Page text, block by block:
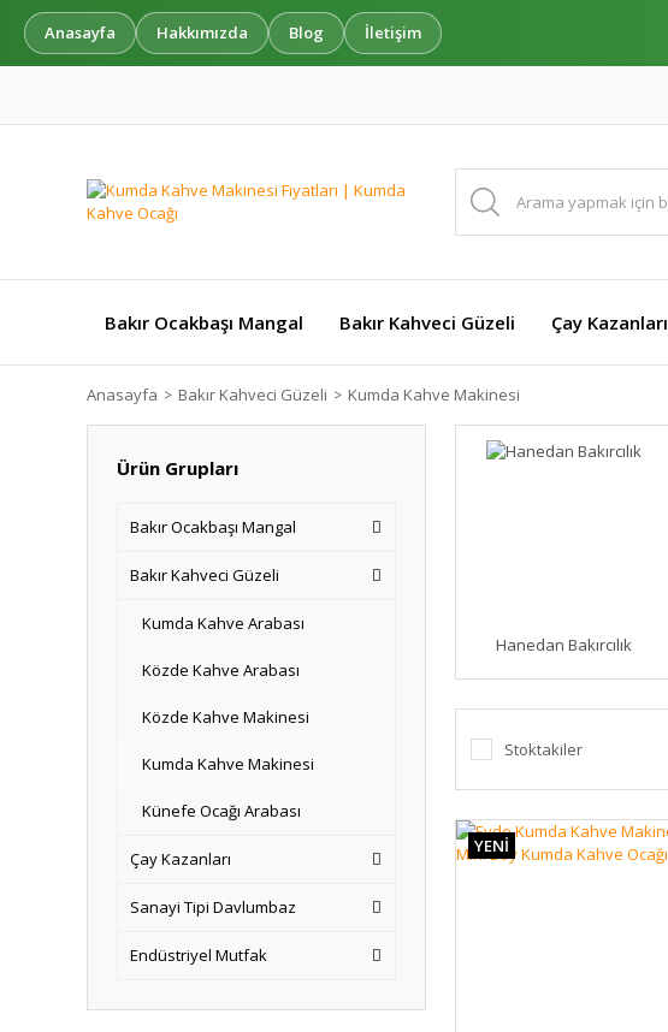
Anasayfa Hakkımızda Blog İletişim
Bakır Ocakbaşı Mangal Bakır Kahveci Güzeli Çay Kazanları
Anasayfa Bakır Kahveci Güzeli Kumda Kahve Makinesi
Ürün Grupları
Bakır Ocakbaşı Mangal
Bakır Kahveci Güzeli
Kumda Kahve Arabası
Közde Kahve Arabası
Közde Kahve Makinesi
Kumda Kahve Makinesi
Künefe Ocağı Arabası
Çay Kazanları
Sanayi Tipi Davlumbaz
Endüstriyel Mutfak
Hanedan Bakırcılık
Stoktakiler
YENİ